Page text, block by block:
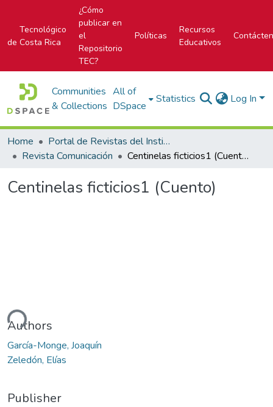
Tecnológico
de Costa Rica
¿Cómo
publicar en
el
Repositorio
TEC?
Políticas
Recursos
Educativos
Communities
& Collections
All of
DSpace
Statistics Log In
Home
Portal de Revistas del Instituto Tecnológico de Costa Rica
Revista Comunicación
Centinelas ficticios1 (Cuento)
Centinelas ficticios1 (Cuento)
Authors
García-Monge, Joaquín
Zeledón, Elías
Publisher